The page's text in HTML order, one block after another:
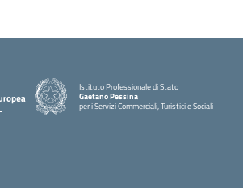
Istituto Professionale di Stato
Gaetano Pessina
per i Servizi Commerciali, Turistici e Sociali
— Visita la pagina iniziale della scuola